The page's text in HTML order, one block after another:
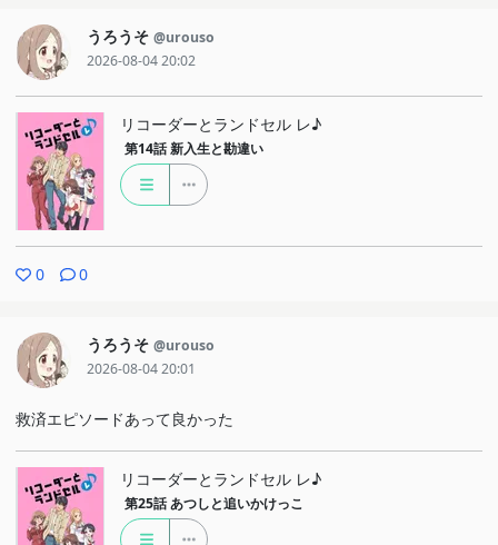
うろうそ @urouso
2026-08-04 20:02
リコーダーとランドセル レ♪
第14話 新入生と勘違い
0 0
うろうそ @urouso
2026-08-04 20:01
救済エピソードあって良かった
リコーダーとランドセル レ♪
第25話 あつしと追いかけっこ